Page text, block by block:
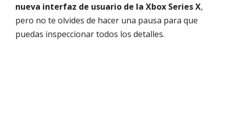
nueva interfaz de usuario de la Xbox Series X,
pero no te olvides de hacer una pausa para que
puedas inspeccionar todos los detalles.